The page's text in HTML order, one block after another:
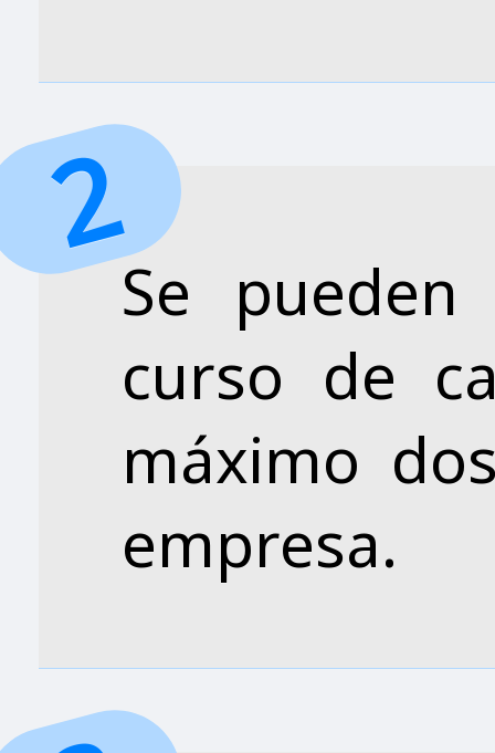
Se
curso de
máximo
empresa.